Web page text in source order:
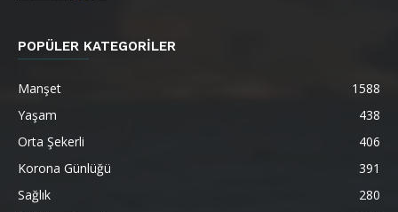
POPÜLER KATEGORİLER
Manşet
1588
Yaşam
438
Orta Şekerli
406
Korona Günlüğü
391
Sağlık
280